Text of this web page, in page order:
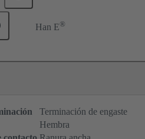
Han E®
Terminación de engaste
Hembra